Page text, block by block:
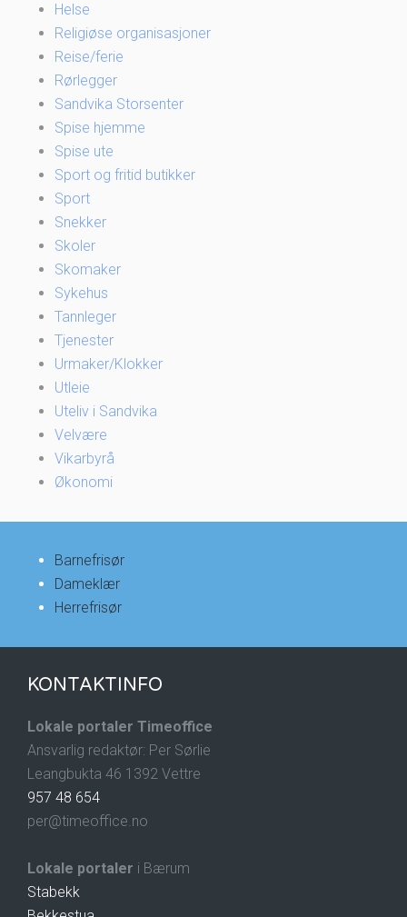
Helse
Religiøse organisasjoner
Reise/ferie
Rørlegger
Sandvika Storsenter
Spise hjemme
Spise ute
Sport og fritid butikker
Sport
Snekker
Skoler
Skomaker
Sykehus
Tannleger
Tjenester
Urmaker/Klokker
Utleie
Uteliv i Sandvika
Velvære
Vikarbyrå
Økonomi
Barnefrisør
Dameklær
Herrefrisør
KONTAKTINFO
Lokale portaler Timeoffice
Ansvarlig redaktør: Per Sørlie
Leangbukta 46 1392 Vettre
957 48 654
per@timeoffice.no
Lokale portaler i Bærum
Stabekk